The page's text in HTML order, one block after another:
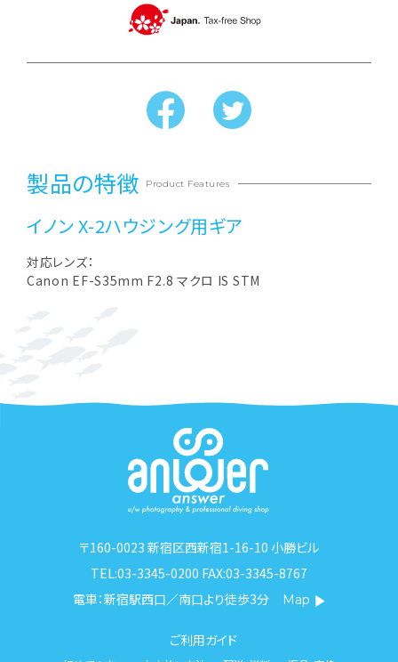
製品の特徴 Product Features
イノン X-2ハウジング用ギア
対応レンズ：
Canon EF-S35mm F2.8 マクロ IS STM
〒160-0023 新宿区西新宿1-16-10 小勝ビル
TEL:03-3345-0200 FAX:03-3345-8767
電車：新宿駅西口／南口より徒歩3分
Map
ご利用ガイド